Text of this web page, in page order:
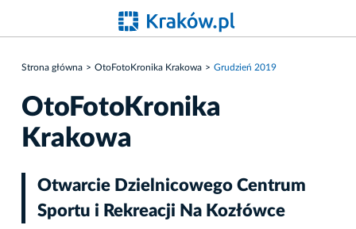
Strona główna OtoFotoKronika Krakowa Grudzień 2019
OtoFotoKronika
Krakowa
Otwarcie Dzielnicowego Centrum
Sportu i Rekreacji Na Kozłówce